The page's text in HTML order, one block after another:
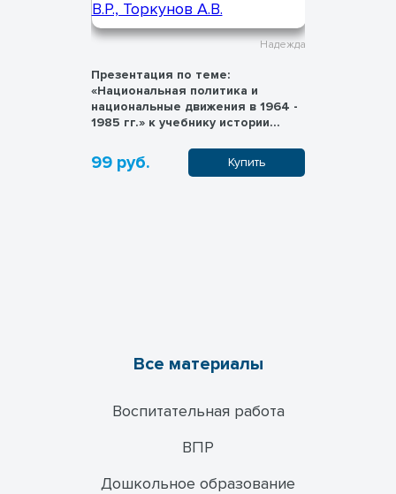
Надежда
Презентация по теме:
«Национальная политика и
национальные движения в 1964 -
1985 гг.» к учебнику истории
начало XXI века» для 11 класса,
Мединский В.Р., Торкунов А.В.
99 руб. Купить
Все материалы
Воспитательная работа
ВПР
Дошкольное образование